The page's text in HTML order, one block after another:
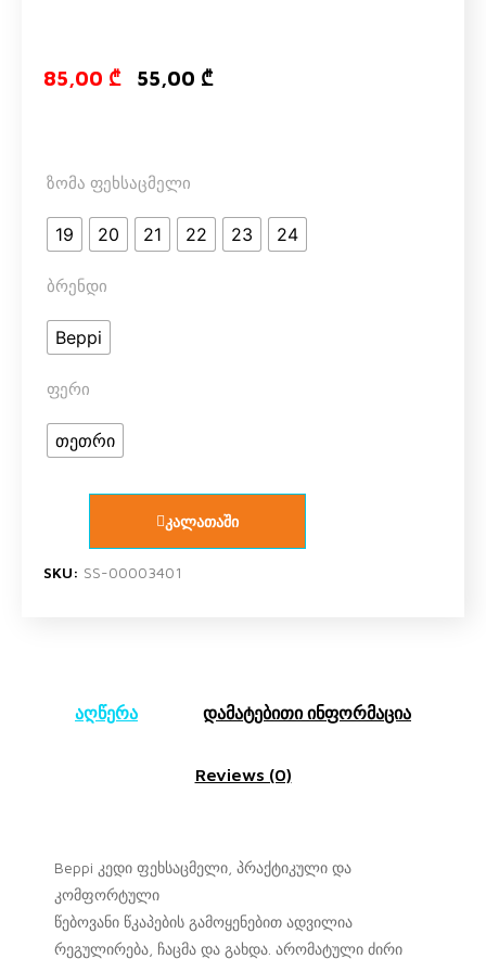
85,00 ₾ Original price
55,00 ₾Current
ზომა ფეხსაცმელი
19 20 21 22 23 24
ბრენდი
Beppi
ფერი
თეთრი
კალათაში
SKU: SS-00003401
აღწერა დამატებითი ინფორმაცია
Reviews (0)
Beppi კედი ფეხსაცმელი, პრაქტიკული და
კომფორტული
წებოვანი წკაპების გამოყენებით ადვილია
რეგულირება, ჩაცმა და გახდა. არომატული ძირი